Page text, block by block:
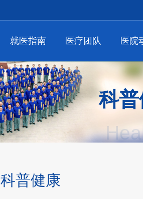
就医指南 医疗团队 医院
科
科普健康